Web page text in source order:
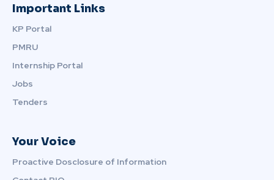
Important Links
KP Portal
PMRU
Internship Portal
Jobs
Tenders
Your Voice
Proactive Dosclosure of Information